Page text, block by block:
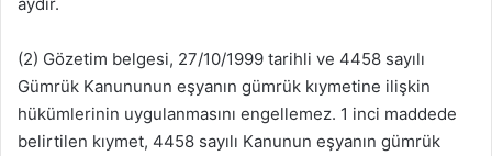
(2) Gözetim belgesi, 27/10/1999 tarihli ve 4458 sayılı
Gümrük Kanununun eşyanın gümrük kıymetine ilişkin
hükümlerinin uygulanmasını engellemez. 1 inci maddede
belirtilen kıymet, 4458 sayılı Kanunun eşyanın gümrük